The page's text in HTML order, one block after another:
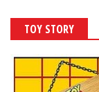
TOY STORY